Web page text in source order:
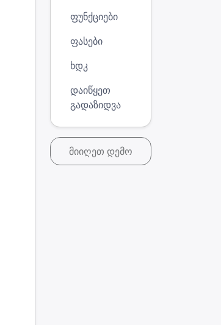
ფუნქციები
ფასები
ხდკ
დაიწყეთ
გადაზიდვა
მიიღეთ დემო